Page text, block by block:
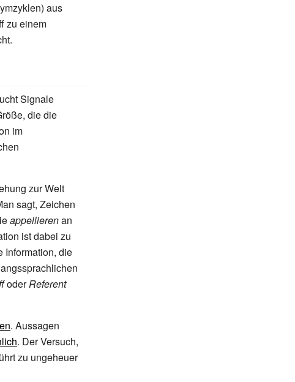
aus
zu einem
Signale
die die
im
zur Welt
sagt, Zeichen
appellierenan
ist dabei zu
Information, die
oderReferent
. Aussagen
. Der Versuch,
zu ungeheuer